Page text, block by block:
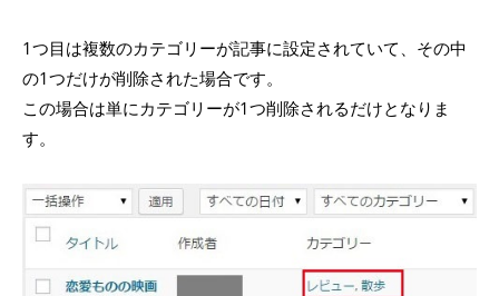
1つ目は複数のカテゴリーが記事に設定されていて、その中
の1つだけが削除された場合です。
この場合は単にカテゴリーが1つ削除されるだけとなりま
す。